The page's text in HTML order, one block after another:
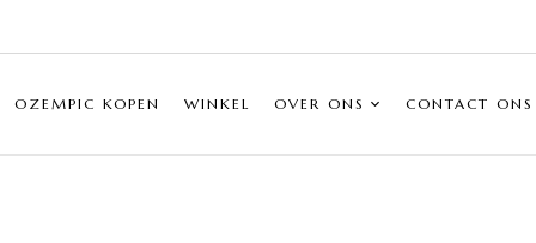
OZEMPIC KOPEN WINKEL OVER ONS CONTACT ONS